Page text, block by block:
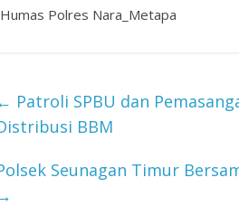
Humas Polres Nara_Metapa
Patroli SPBU dan
BBM
Seunagan Timur